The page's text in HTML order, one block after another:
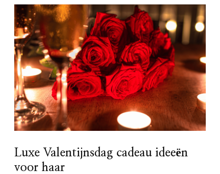
Luxe Valentijnsdag cadeau ideeën
voor haar